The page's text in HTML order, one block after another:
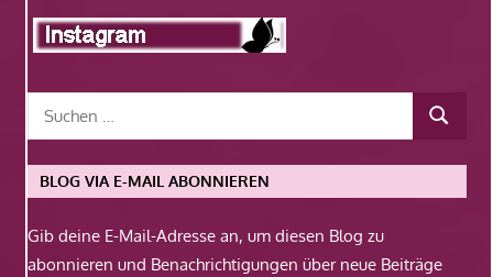
BLOG VIA E-MAIL ABONNIEREN
Gib deine E-Mail-Adresse an, um diesen Blog zu
abonnieren und Benachrichtigungen über neue Beiträge